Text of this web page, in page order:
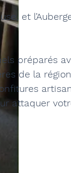
et
préparés
de la
attaquer